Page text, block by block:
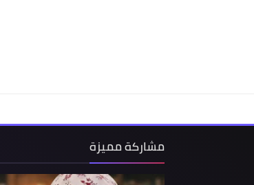
مشاركة مميزة